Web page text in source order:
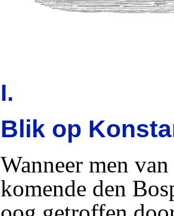
I.
Blik op
Wanneer men
komende den